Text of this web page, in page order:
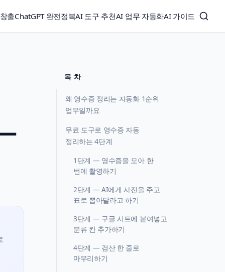
출ChatGPT 완전정복AI 도구 추천AI 업무 자동화AI 가이드
목 차
왜 영수증 정리는 자동화 1순위
업무일까요
무료 도구로 영수증 자동
정리하는 4단계
1단계 — 영수증을 모아 한
번에 촬영하기
2단계 — AI에게 사진을 주고
표로 뽑아달라고 하기
3단계 — 구글 시트에 붙여넣고
분류 칸 추가하기
4단계 — 검산 한 줄로
마무리하기